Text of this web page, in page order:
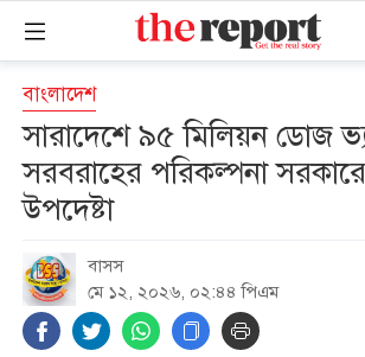
বাংলাদেশ
সারাদেশে ৯৫ মিলিয়ন ডোজ
সরবরাহের পরিকল্পনা
উপদেষ্টা
বাসস
মে ১২, ২০২৬, ০২:৪৪ পিএম